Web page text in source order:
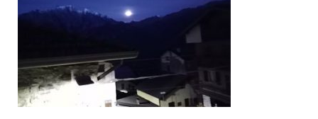
Cimbergo da vedere
Contatti